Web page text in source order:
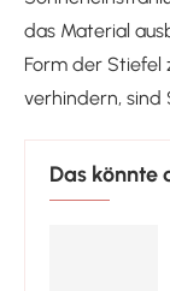
das Material
Form der Stiefel
verhindern, sind
Das könnte